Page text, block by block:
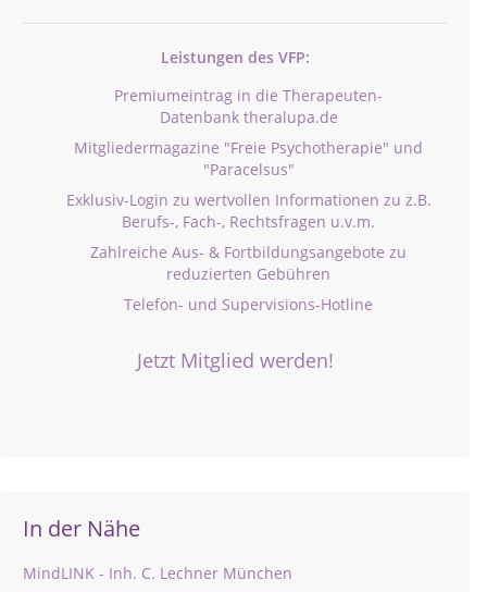
Leistungen des VFP:
Premiumeintrag in die Therapeuten-
Datenbank theralupa.de
Mitgliedermagazine "Freie Psychotherapie" und
"Paracelsus"
Exklusiv-Login zu wertvollen Informationen zu z.B.
Berufs-, Fach-, Rechtsfragen u.v.m.
Zahlreiche Aus- & Fortbildungsangebote zu
reduzierten Gebühren
Telefon- und Supervisions-Hotline
Jetzt Mitglied werden!
In der Nähe
MindLINK - Inh. C. Lechner München